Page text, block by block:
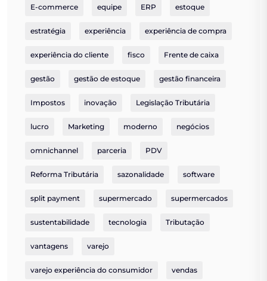
E-commerce equipe ERP estoque
estratégia experiência experiência de compra
experiência do cliente fisco Frente de caixa
gestão gestão de estoque gestão financeira
Impostos inovação Legislação Tributária
lucro Marketing moderno negócios
omnichannel parceria PDV
Reforma Tributária sazonalidade software
split payment supermercado supermercados
sustentabilidade tecnologia Tributação
vantagens varejo
varejo experiência do consumidor vendas